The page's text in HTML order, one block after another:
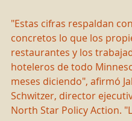
"Estas cifras respaldan
concretos lo que los
restaurantes y los
hoteleros de todo
meses diciendo", afirmó
Schwitzer, director
North Star Policy Action.